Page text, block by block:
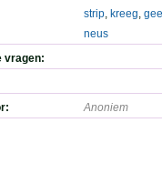
strip, kreeg,
neus
vragen:
Anoniem